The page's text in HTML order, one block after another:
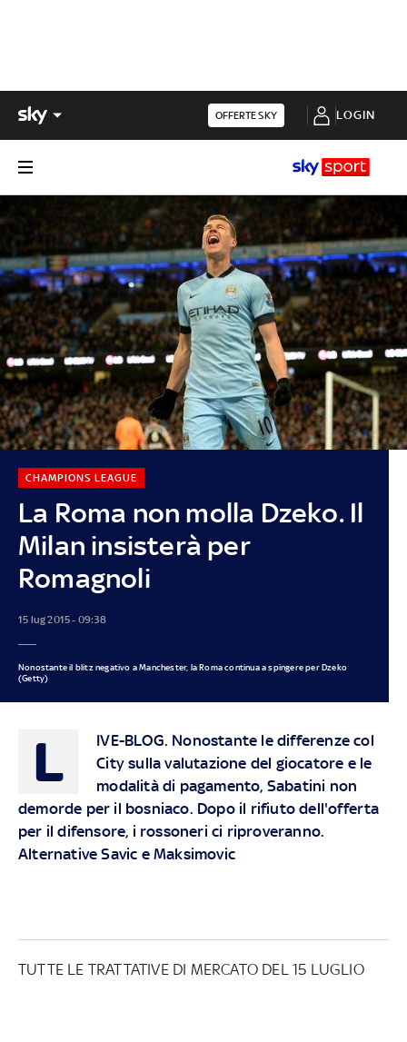
OFFERTE SKY LOGIN
La Roma non molla Dzeko. Il
Milan insisterà per
Romagnoli
CHAMPIONS LEAGUE
15 lug 2015 - 09:38
Nonostante il blitz negativo a Manchester, la Roma continua a spingere per Dzeko
(Getty)
L IVE-BLOG. Nonostante le differenze col
City sulla valutazione del giocatore e le
modalità di pagamento, Sabatini non
demorde per il bosniaco. Dopo il rifiuto dell'offerta
per il difensore, i rossoneri ci riproveranno.
Alternative Savic e Maksimovic
TUTTE LE TRATTATIVE DI MERCATO DEL 15 LUGLIO